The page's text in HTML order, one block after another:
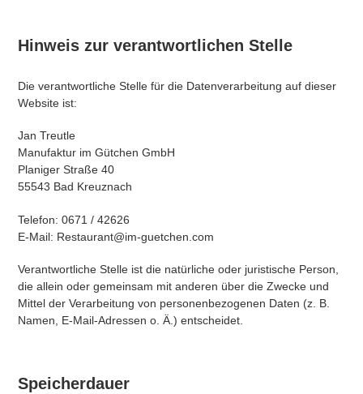
Hinweis zur verantwortlichen Stelle
Die verantwortliche Stelle für die Datenverarbeitung auf dieser
Website ist:
Jan Treutle
Manufaktur im Gütchen GmbH
Planiger Straße 40
55543 Bad Kreuznach
Telefon: 0671 / 42626
E-Mail: Restaurant@im-guetchen.com
Verantwortliche Stelle ist die natürliche oder juristische Person,
die allein oder gemeinsam mit anderen über die Zwecke und
Mittel der Verarbeitung von personenbezogenen Daten (z. B.
Namen, E-Mail-Adressen o. Ä.) entscheidet.
Speicherdauer